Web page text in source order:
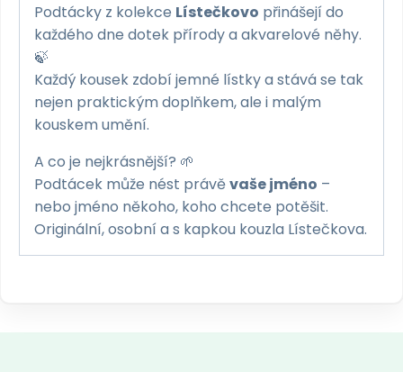
Podtácky z kolekce Lístečkovo přinášejí do
každého dne dotek přírody a akvarelové něhy.
🍃
Každý kousek zdobí jemné lístky a stává se tak
nejen praktickým doplňkem, ale i malým
kouskem umění.
A co je nejkrásnější? 🌱
Podtácek může nést právěvaše jméno –
nebo jméno někoho, koho chcete potěšit.
Originální, osobní a s kapkou kouzla Lístečkova.